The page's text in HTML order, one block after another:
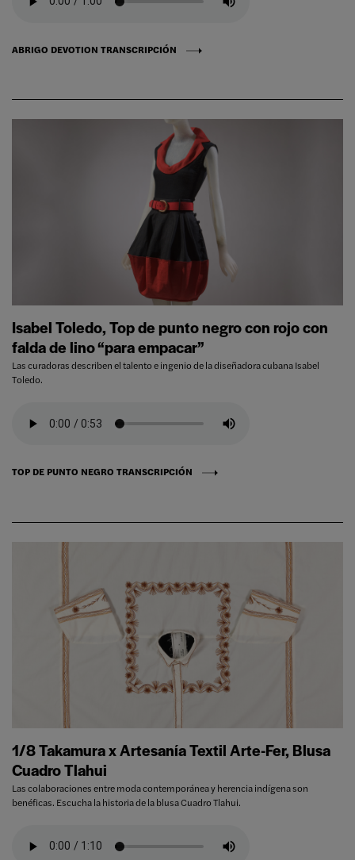
ABRIGO DEVOTION TRANSCRIPCIÓN
Isabel Toledo, Top de punto negro con rojo con
falda de lino “para empacar”
Las curadoras describen el talento e ingenio de la diseñadora cubana Isabel
Toledo.
TOP DE PUNTO NEGRO TRANSCRIPCIÓN
1/8 Takamura x Artesanía Textil Arte-Fer, Blusa
Cuadro Tlahui
Las colaboraciones entre moda contemporánea y herencia indígena son
benéficas. Escucha la historia de la blusa Cuadro Tlahui.